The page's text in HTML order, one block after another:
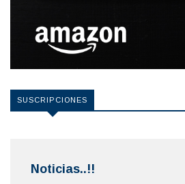
SUSCRIPCIONES
Noticias..!!